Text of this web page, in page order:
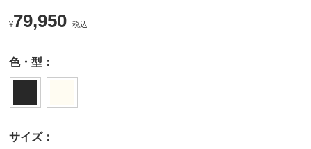
¥79,950 税込
色・型：
サイズ：